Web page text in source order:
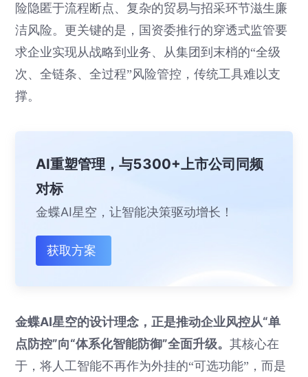
险隐匿于流程断点、复杂的贸易与招采环节滋生廉
洁风险。更关键的是，国资委推行的穿透式监管要
求企业实现从战略到业务、从集团到末梢的“全级
次、全链条、全过程”风险管控，传统工具难以支
撑。
AI重塑管理，与5300+上市公司同频
对标
金蝶AI星空，让智能决策驱动增长！
获取方案
金蝶AI星空的设计理念，正是推动企业风控从“单
点防控”向“体系化智能防御”全面升级。其核心在
于，将人工智能不再作为外挂的“可选功能”，而是